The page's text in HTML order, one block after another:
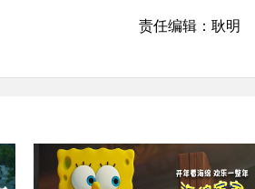
责任编辑：耿明